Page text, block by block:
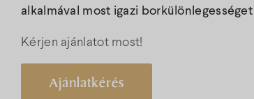
alkalmával most igazi
Kérjen ajánlatot most!
Ajánlatkérés